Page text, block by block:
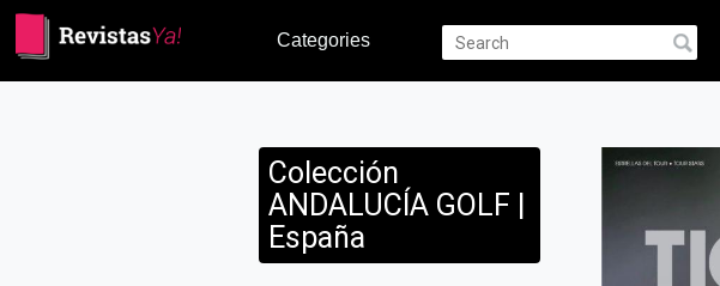
Categories
Colección
ANDALUCÍA GOLF |
España